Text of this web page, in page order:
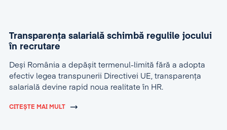
Transparența salarială schimbă regulile jocului
în recrutare
Deși România a depășit termenul-limită fără a adopta
efectiv legea transpunerii Directivei UE, transparența
salarială devine rapid noua realitate în HR.
CITEȘTE MAI MULT